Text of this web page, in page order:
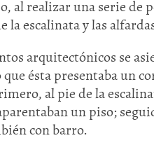
al realizar una serie de
la escalinata y las
arquitectónicos se
ésta presentaba un
al pie de la
un piso;
con barro.
Huasteca